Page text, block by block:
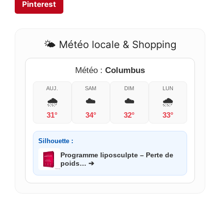
Pinterest
🌤️ Météo locale & Shopping
Météo : Columbus
AUJ.
🌧️
31°
SAM
☁️
34°
DIM
☁️
32°
LUN
🌧️
33°
Silhouette :
Programme liposculpte – Perte de
poids… ➔